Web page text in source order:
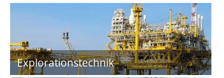
Explorationstechnik